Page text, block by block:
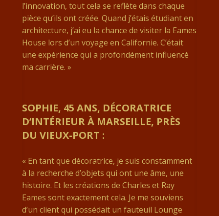
l’innovation, tout cela se reflète dans chaque
pièce qu’ils ont créée. Quand j’étais étudiant en
architecture, j’ai eu la chance de visiter la Eames
House lors d’un voyage en Californie. C’était
une expérience qui a profondément influencé
ma carrière. »
SOPHIE, 45 ANS, DÉCORATRICE
D’INTÉRIEUR À MARSEILLE, PRÈS
DU VIEUX-PORT :
« En tant que décoratrice, je suis constamment
à la recherche d’objets qui ont une âme, une
histoire. Et les créations de Charles et Ray
Eames sont exactement cela. Je me souviens
d’un client qui possédait un fauteuil Lounge